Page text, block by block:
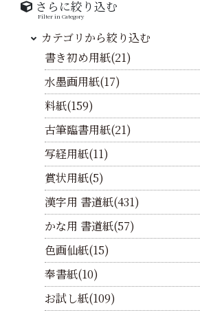
さらに絞り込む
Filter in Category
カテゴリから絞り込む
書き初め用紙(21)
水墨画用紙(17)
料紙(159)
古筆臨書用紙(21)
写経用紙(11)
賞状用紙(5)
漢字用 書道紙(431)
かな用 書道紙(57)
色画仙紙(15)
奉書紙(10)
お試し紙(109)